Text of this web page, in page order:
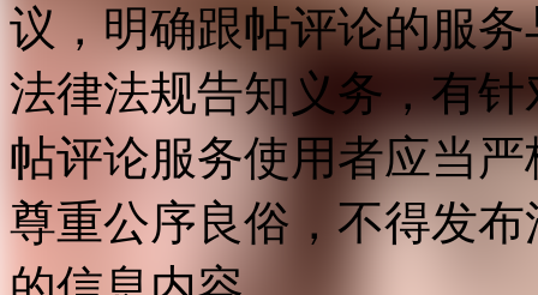
议，明确跟帖评论的服
法律法规告知义务，有
帖评论服务使用者应当
尊重公序良俗，不得发